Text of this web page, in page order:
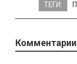
ТЕГИ: